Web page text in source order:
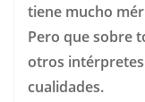
tiene mucho
Pero que sobre
otros
cualidades.